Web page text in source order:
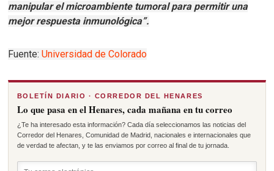
manipular el microambiente tumoral para permitir una
mejor respuesta inmunológica”.
Fuente:Universidad de Colorado
BOLETÍN DIARIO · CORREDOR DEL HENARES
Lo que pasa en el Henares, cada mañana en tu correo
¿Te ha interesado esta información? Cada día seleccionamos las noticias del
Corredor del Henares, Comunidad de Madrid, nacionales e internacionales que
de verdad te afectan, y te las enviamos por correo al final de tu jornada.